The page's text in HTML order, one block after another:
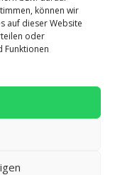
können wir
auf dieser Website
oder
Funktionen